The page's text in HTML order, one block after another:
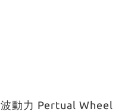
波動力 Pertual Wheel